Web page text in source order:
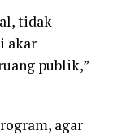
tidak
akar
publik,”
agar